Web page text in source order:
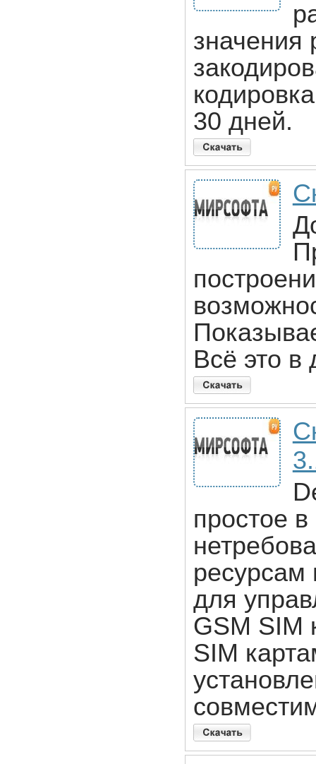
значения
30 дней.
Всё это в
простое
ресурсам
для
GSM SIM
SIM